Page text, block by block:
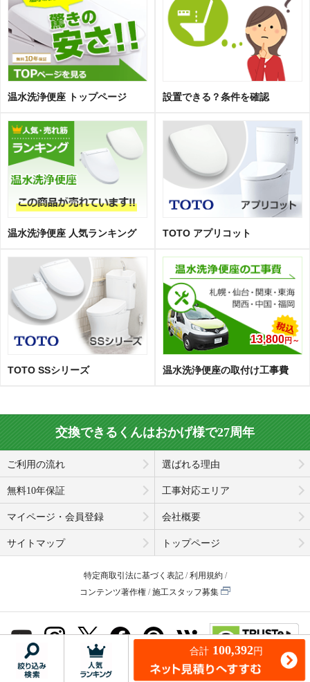
温水洗浄便座 トップページ 設置できる？条件を確認
温水洗浄便座 人気ランキング TOTO アプリコット
TOTO SSシリーズ
13,800 円～
温水洗浄便座の取付け工事費
交換できるくんはおかげ様で27周年
ご利用の流れ 選ばれる理由
無料10年保証 工事対応エリア
マイページ・会員登録 会社概要
サイトマップ トップページ
特定商取引法に基づく表記
利用規約
コンテンツ著作権
施工スタッフ募集
© Koukandekirukun, Inc. 2001-2026
合計 100,392